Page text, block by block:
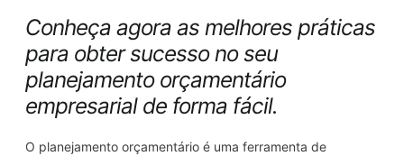
Conheça agora as melhores práticas
para obter sucesso no seu
planejamento orçamentário
empresarial de forma fácil.
O planejamento orçamentário é uma ferramenta de